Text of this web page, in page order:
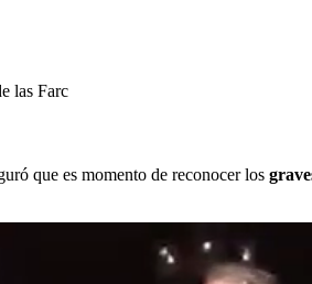
las Farc
que es momento de reconocer los